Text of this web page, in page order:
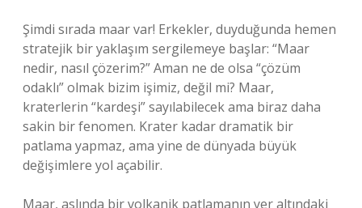
Şimdi sırada maar var! Erkekler, duyduğunda hemen
stratejik bir yaklaşım sergilemeye başlar: “Maar
nedir, nasıl çözerim?” Aman ne de olsa “çözüm
odaklı” olmak bizim işimiz, değil mi? Maar,
kraterlerin “kardeşi” sayılabilecek ama biraz daha
sakin bir fenomen. Krater kadar dramatik bir
patlama yapmaz, ama yine de dünyada büyük
değişimlere yol açabilir.
Maar, aslında bir volkanik patlamanın yer altındaki